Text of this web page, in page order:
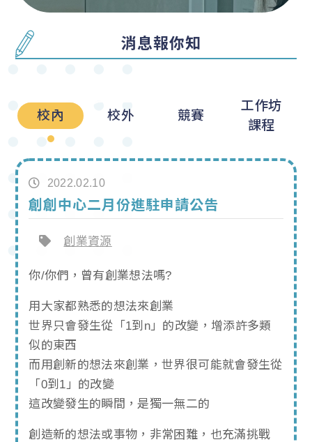
消息報你知
校內 校外 競賽
工作坊
課程
2022.02.10
創創中心二月份進駐申請公告
創業資源
你/你們，曾有創業想法嗎?
用大家都熟悉的想法來創業
世界只會發生從「1到n」的改變，增添許多類
似的東西
而用創新的想法來創業，世界很可能就會發生從
「0到1」的改變
這改變發生的瞬間，是獨一無二的
創造新的想法或事物，非常困難，也充滿挑戰